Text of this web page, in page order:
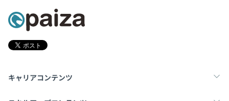
キャリアコンテンツ